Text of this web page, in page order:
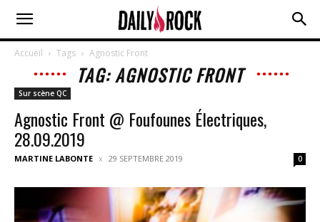
Accueil Tags Agnostic Front
TAG: AGNOSTIC FRONT
Sur scène QC
Agnostic Front @ Foufounes Électriques,
28.09.2019
MARTINE LABONTE 29 SEPTEMBRE 2019 0